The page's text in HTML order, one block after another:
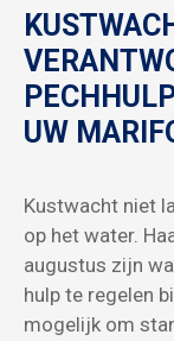
UW
Kustwacht niet
op het water.
augustus zijn
hulp te regelen
mogelijk om